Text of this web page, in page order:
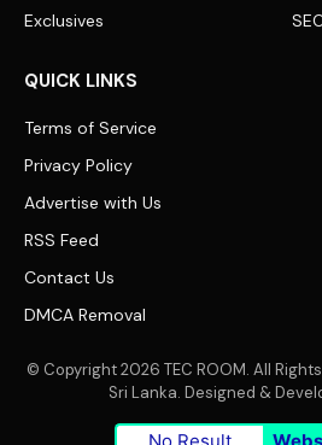
Exclusives
QUICK LINKS
Terms of Service
Privacy Policy
Advertise with Us
RSS Feed
Contact Us
DMCA Removal
© Copyright 2026 TEC ROOM. All
Sri Lanka. Designed &